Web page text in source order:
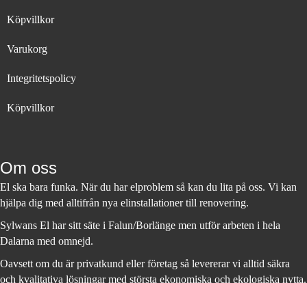
Köpvillkor
Varukorg
Integritetspolicy
Köpvillkor
Om oss
El ska bara funka. När du har elproblem så kan du lita på oss. Vi kan
hjälpa dig med alltifrån nya elinstallationer till renovering.
Sylwans El har sitt säte i Falun/Borlänge men utför arbeten i hela
Dalarna med omnejd.
Oavsett om du är privatkund eller företag så levererar vi alltid säkra
och kvalitativa lösningar med största ekonomiska och ekologiska nytta.